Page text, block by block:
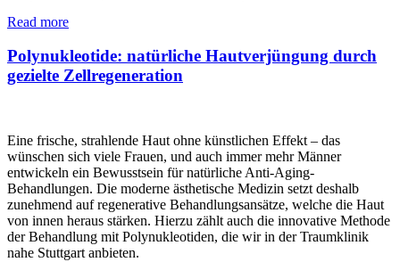
Read more
Polynukleotide: natürliche Hautverjüngung durch
gezielte Zellregeneration
Eine frische, strahlende Haut ohne künstlichen Effekt – das
wünschen sich viele Frauen, und auch immer mehr Männer
entwickeln ein Bewusstsein für natürliche Anti-Aging-
Behandlungen. Die moderne ästhetische Medizin setzt deshalb
zunehmend auf regenerative Behandlungsansätze, welche die Haut
von innen heraus stärken. Hierzu zählt auch die innovative Methode
der Behandlung mit Polynukleotiden, die wir in der Traumklinik
nahe Stuttgart anbieten.